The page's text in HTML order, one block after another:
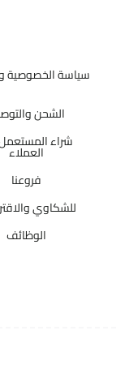
سياسة الخصوصية
الشحن
شراء
العملاء
فروعنا
للشكاوي
الوظائف